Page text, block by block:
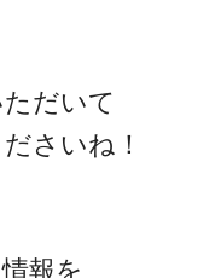
だいて
さいね！
報を